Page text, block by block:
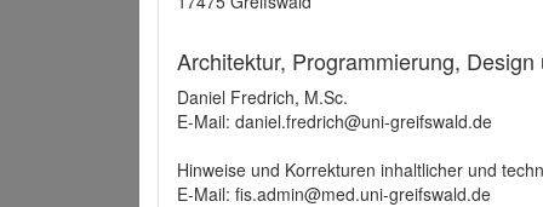
Architektur, Programmierung,
Daniel Fredrich, M.Sc.
E-Mail: daniel.fredrich@uni-greifswald.de
Hinweise und Korrekturen inhaltlicher und
E-Mail: fis.admin@med.uni-greifswald.de